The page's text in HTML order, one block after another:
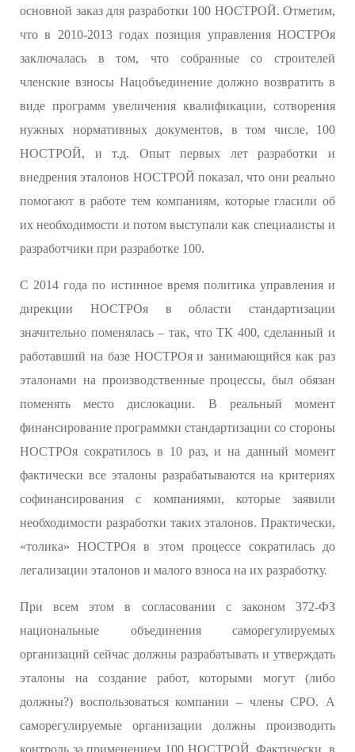
основной заказ для разработки 100 НОСТРОЙ. Отметим,
что в 2010-2013 годах позиция управления НОСТРОя
заключалась в том, что собранные со строителей
членские взносы Нацобъединение должно возвратить в
виде программ увеличения квалификации, сотворения
нужных нормативных документов, в том числе, 100
НОСТРОЙ, и т.д. Опыт первых лет разработки и
внедрения эталонов НОСТРОЙ показал, что они реально
помогают в работе тем компаниям, которые гласили об
их необходимости и потом выступали как специалисты и
разработчики при разработке 100.
С 2014 года по истинное время политика управления и
дирекции НОСТРОя в области стандартизации
значительно поменялась – так, что ТК 400, сделанный и
работавший на базе НОСТРОя и занимающийся как раз
эталонами на производственные процессы, был обязан
поменять место дислокации. В реальный момент
финансирование программки стандартизации со стороны
НОСТРОя сократилось в 10 раз, и на данный момент
фактически все эталоны разрабатываются на критериях
софинансирования с компаниями, которые заявили
необходимости разработки таких эталонов. Практически,
«толика» НОСТРОя в этом процессе сократилась до
легализации эталонов и малого взноса на их разработку.
При всем этом в согласовании с законом 372-ФЗ
национальные объединения саморегулируемых
организаций сейчас должны разрабатывать и утверждать
эталоны на создание работ, которыми могут (либо
должны?) воспользоваться компании – члены СРО. А
саморегулируемые организации должны производить